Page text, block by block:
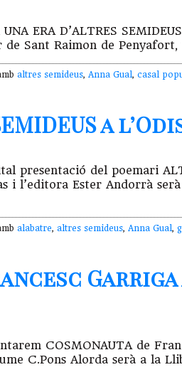
ERA D’ALTRES
Sant Raimon de Penyafort,
altres semideus, Anna Gual, casal
a
presentació del poemari
i l’editora Ester Andorrà
alabatre, altres semideus, Anna Gual,
COSMONAUTA de
C.Pons Alorda serà a la